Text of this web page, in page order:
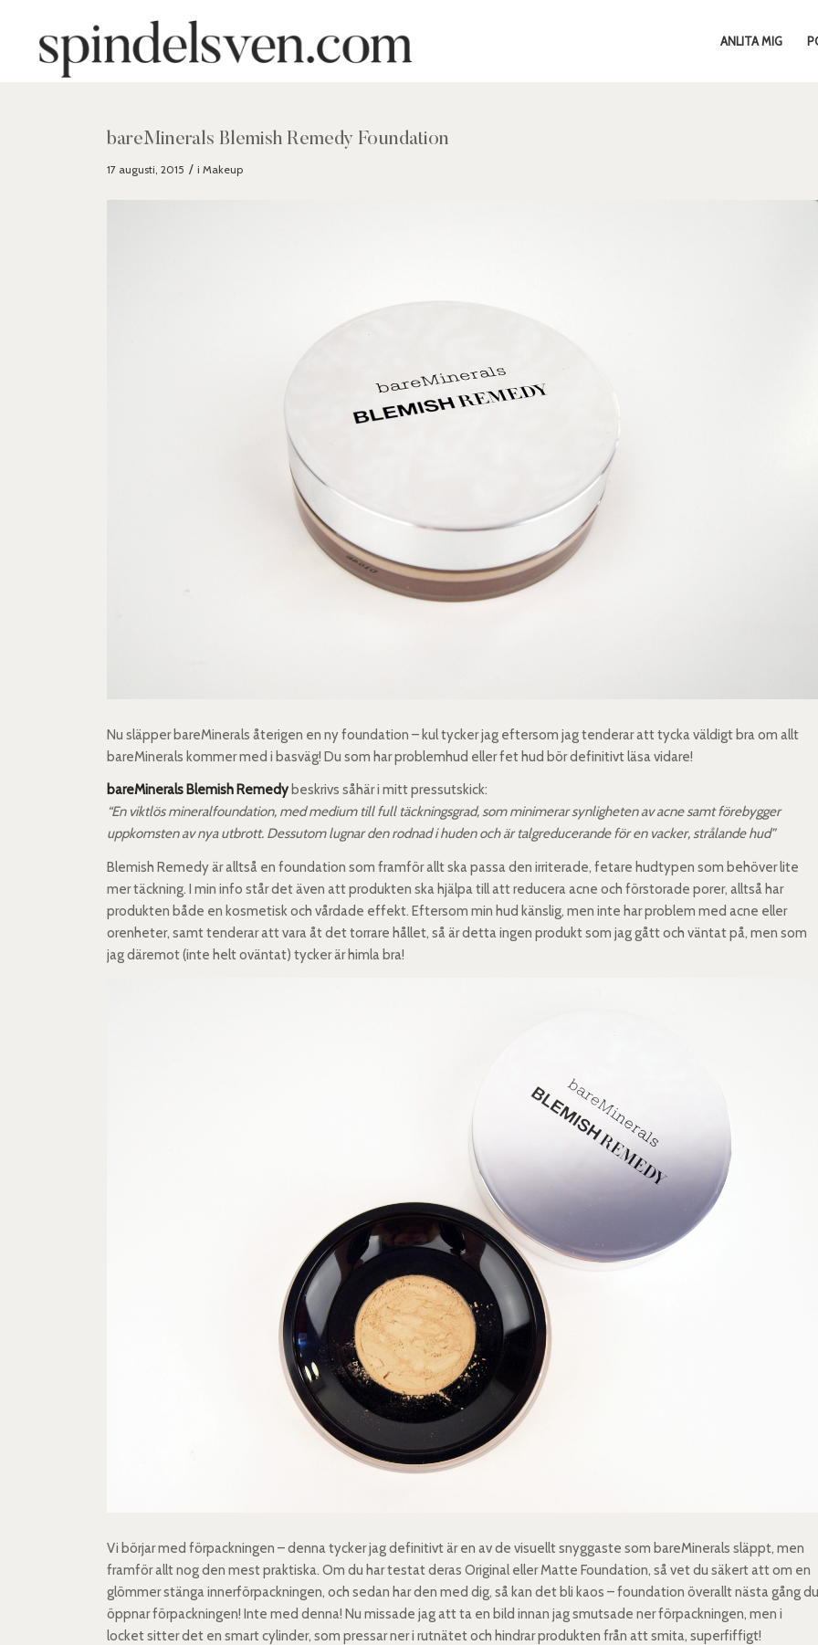
ANLITA MIG
bareMinerals Blemish Remedy Foundation
17 augusti, 2015 / iMakeup
Nu släpper bareMinerals återigen en ny foundation – kul tycker jag eftersom jag tenderar att tycka väldigt bra om allt
bareMinerals kommer med i basväg! Du som har problemhud eller fet hud bör definitivt läsa vidare!
bareMinerals Blemish Remedy beskrivs såhär i mitt pressutskick:
“En viktlös mineralfoundation, med medium till full täckningsgrad, som minimerar synligheten av acne samt förebygger
uppkomsten av nya utbrott. Dessutom lugnar den rodnad i huden och är talgreducerande för en vacker, strålande hud”
Blemish Remedy är alltså en foundation som framför allt ska passa den irriterade, fetare hudtypen som behöver lite
mer täckning. I min info står det även att produkten ska hjälpa till att reducera acne och förstorade porer, alltså har
produkten både en kosmetisk och vårdade effekt. Eftersom min hud känslig, men inte har problem med acne eller
orenheter, samt tenderar att vara åt det torrare hållet, så är detta ingen produkt som jag gått och väntat på, men som
jag däremot (inte helt oväntat) tycker är himla bra!
Vi börjar med förpackningen – denna tycker jag definitivt är en av de visuellt snyggaste som bareMinerals släppt, men
framför allt nog den mest praktiska. Om du har testat deras Original eller Matte Foundation, så vet du säkert att om en
glömmer stänga innerförpackningen, och sedan har den med dig, så kan det bli kaos – foundation överallt nästa gång
öppnar förpackningen! Inte med denna! Nu missade jag att ta en bild innan jag smutsade ner förpackningen, men i
locket sitter det en smart cylinder, som pressar ner i rutnätet och hindrar produkten från att smita, superfiffigt!